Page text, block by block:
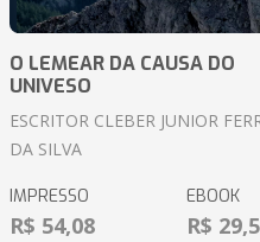
O LEMEAR DA CAUSA DO
UNIVESO
ESCRITOR CLEBER JUNIOR
DA SILVA
IMPRESSO
R$ 54,08
EBOOK
R$